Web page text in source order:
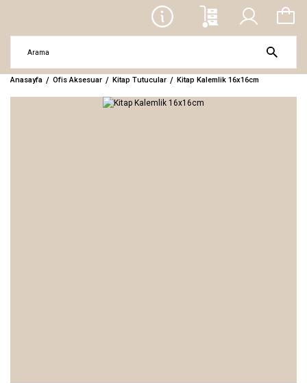
Anasayfa Ofis Aksesuar Kitap Tutucular Kitap Kalemlik 16x16cm